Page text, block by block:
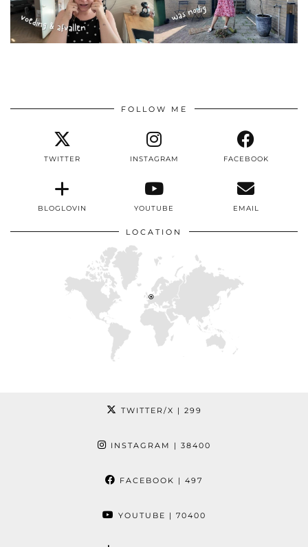
FOLLOW ME
TWITTER INSTAGRAM FACEBOOK
BLOGLOVIN YOUTUBE EMAIL
LOCATION
TWITTER/X | 299
INSTAGRAM | 38400
FACEBOOK | 497
YOUTUBE | 70400